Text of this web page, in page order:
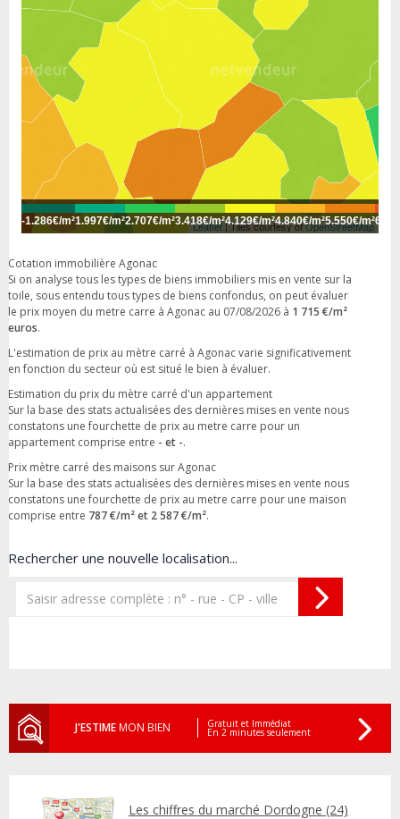
Leaflet| Tiles courtesy ofOpenStreetMap
-1.286€/m²1.997€/m²2.707€/m²3.418€/m²4.129€/m²4.840€/m²5.550€/m²
Cotation immobilière Agonac
Si on analyse tous les types de biens immobiliers mis en vente sur la
toile, sous entendu tous types de biens confondus, on peut évaluer
le prix moyen du metre carre à Agonac au 07/08/2026 à 1 715 €/m²
euros.
L'estimation de prix au mètre carré à Agonac varie significativement
en fonction du secteur où est situé le bien à évaluer.
Estimation du prix du mètre carré d'un appartement
Sur la base des stats actualisées des dernières mises en vente nous
constatons une fourchette de prix au metre carre pour un
appartement comprise entre - et -.
Prix mètre carré des maisons sur Agonac
Sur la base des stats actualisées des dernières mises en vente nous
constatons une fourchette de prix au metre carre pour une maison
comprise entre 787 €/m² et 2 587 €/m².
Rechercher une nouvelle localisation...
J'ESTIMEMON BIEN Gratuit et Immédiat
En 2 minutes seulement
Les chiffres du marché Dordogne (24)